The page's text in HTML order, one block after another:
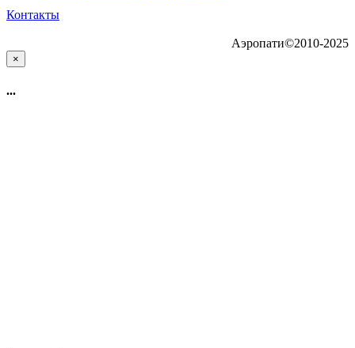
Контакты
Аэропати©2010-2025
×
...